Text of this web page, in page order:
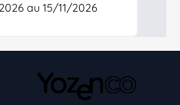
au 15/11/2026